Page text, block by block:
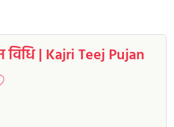
| Kajri Teej Pujan